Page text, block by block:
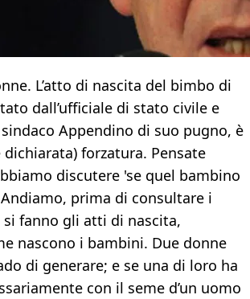
L’atto di nascita del bimbo di
dall’ufficiale di stato civile e
Appendino di suo pugno, è
dichiarata) forzatura. Pensate
discutere 'se quel bambino
prima di consultare i
fanno gli atti di nascita,
nascono i bambini. Due donne
di generare; e se una di loro ha
con il seme d’un uomo